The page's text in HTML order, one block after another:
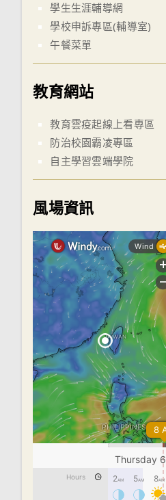
學生生涯輔導網
學校申訴專區(輔導室)
午餐菜單
教育網站
教育雲疫起線上看專區
防治校園霸凌專區
自主學習雲端學院
風場資訊